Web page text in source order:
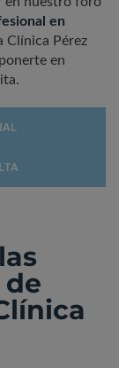
en
Clínica Pérez
en